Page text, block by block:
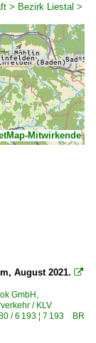
> Bezirk Liestal >
Mitwirkende
August 2021. 
GmbH,
/ KLV
/ 6 193 ¦ 7 193 BR